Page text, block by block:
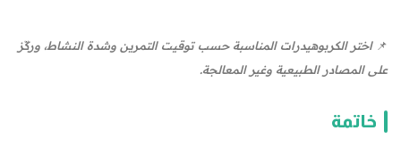
📌اختر الكربوهيدرات المناسبة حسب توقيت التمرين وشدة النشاط، وركّز
على المصادر الطبيعية وغير المعالجة.
خاتمة